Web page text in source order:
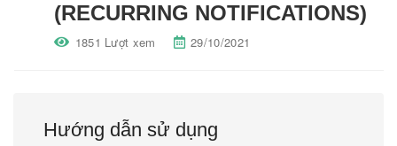
(RECURRING NOTIFICATIONS)
1851 Lượt xem 29/10/2021
Hướng dẫn sử dụng